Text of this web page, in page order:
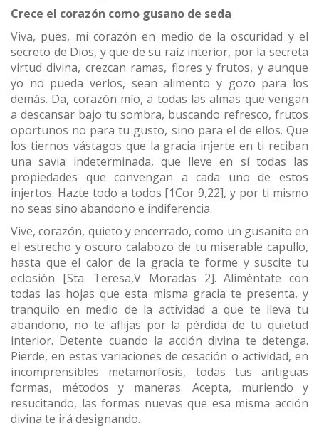
Crece el corazón como gusano de seda
Viva, pues, mi corazón en medio de la oscuridad y el
secreto de Dios, y que de su raíz interior, por la secreta
virtud divina, crezcan ramas, flores y frutos, y aunque
yo no pueda verlos, sean alimento y gozo para los
demás. Da, corazón mío, a todas las almas que vengan
a descansar bajo tu sombra, buscando refresco, frutos
oportunos no para tu gusto, sino para el de ellos. Que
los tiernos vástagos que la gracia injerte en ti reciban
una savia indeterminada, que lleve en sí todas las
propiedades que convengan a cada uno de estos
injertos. Hazte todo a todos [1Cor 9,22], y por ti mismo
no seas sino abandono e indiferencia.
Vive, corazón, quieto y encerrado, como un gusanito en
el estrecho y oscuro calabozo de tu miserable capullo,
hasta que el calor de la gracia te forme y suscite tu
eclosión [Sta. Teresa,V Moradas 2]. Aliméntate con
todas las hojas que esta misma gracia te presenta, y
tranquilo en medio de la actividad a que te lleva tu
abandono, no te aflijas por la pérdida de tu quietud
interior. Detente cuando la acción divina te detenga.
Pierde, en estas variaciones de cesación o actividad, en
incomprensibles metamorfosis, todas tus antiguas
formas, métodos y maneras. Acepta, muriendo y
resucitando, las formas nuevas que esa misma acción
divina te irá designando.